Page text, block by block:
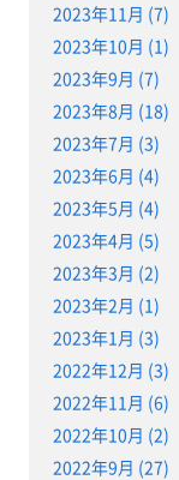
2023年11月 (7)
2023年10月 (1)
2023年9月 (7)
2023年8月 (18)
2023年7月 (3)
2023年6月 (4)
2023年5月 (4)
2023年4月 (5)
2023年3月 (2)
2023年2月 (1)
2023年1月 (3)
2022年12月 (3)
2022年11月 (6)
2022年10月 (2)
2022年9月 (27)